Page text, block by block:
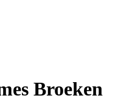
Broeken